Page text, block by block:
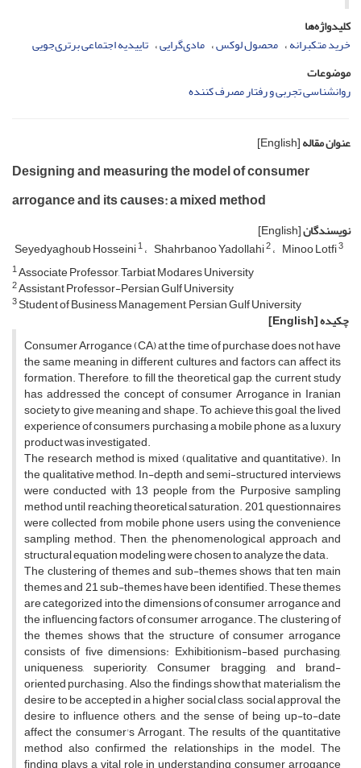
کلیدواژه‌ها
خرید متکبرانه محصول لوکس مادی‌گرایی تاییدیه اجتماعی برتری‌جویی
موضوعات
روانشناسی تجربی و رفتار مصرف کننده
عنوان مقاله[English]
Designing and measuring the model of consumer
arrogance and its causes: a mixed method
نویسندگان[English]
Seyedyaghoub Hosseini1 Shahrbanoo Yadollahi2 Minoo Lotfi3
1Associate Professor, Tarbiat Modares University
2Assistant Professor-Persian Gulf University
3Student of Business Management, Persian Gulf University
چکیده[English]
Consumer Arrogance (CA) at the time of purchase does not have
the same meaning in different cultures and factors can affect its
formation. Therefore, to fill the theoretical gap, the current study
has addressed the concept of consumer Arrogance in Iranian
society to give meaning and shape. To achieve this goal, the lived
experience of consumers purchasing a mobile phone as a luxury
product was investigated.
The research method is mixed (qualitative and quantitative). In
the qualitative method,, In-depth and semi-structured interviews
were conducted with 13 people from the Purposive sampling
method until reaching theoretical saturation. 201 questionnaires
were collected from mobile phone users using the convenience
sampling method. Then, the phenomenological approach and
structural equation modeling were chosen to analyze the data.
The clustering of themes and sub-themes shows that ten main
themes and 21 sub-themes have been identified. These themes
are categorized into the dimensions of consumer arrogance and
the influencing factors of consumer arrogance. The clustering of
the themes shows that the structure of consumer arrogance
consists of five dimensions: Exhibitionism-based purchasing,
uniqueness, superiority, Consumer bragging, and brand-
oriented purchasing. Also, the findings show that materialism, the
desire to be accepted in a higher social class, social approval, the
desire to influence others, and the sense of being up-to-date
affect the consumer's Arrogant. The results of the quantitative
method also confirmed the relationships in the model. The